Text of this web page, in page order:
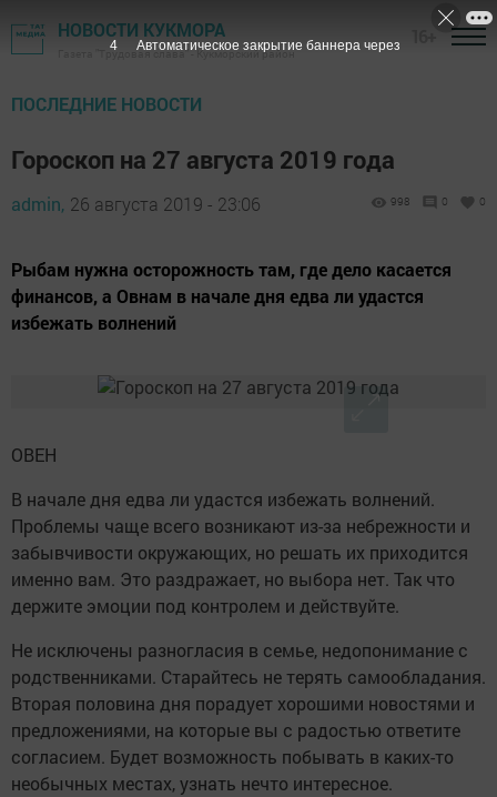
НОВОСТИ КУКМОРА
Газета "Трудовая слава" - Кукморский район
ПОСЛЕДНИЕ НОВОСТИ
Гороскоп на 27 августа 2019 года
admin, 26 августа 2019 - 23:06 998 0 0
Рыбам нужна осторожность там, где дело касается
финансов, а Овнам в начале дня едва ли удастся
избежать волнений
ОВЕН
В начале дня едва ли удастся избежать волнений.
Проблемы чаще всего возникают из-за небрежности и
забывчивости окружающих, но решать их приходится
именно вам. Это раздражает, но выбора нет. Так что
держите эмоции под контролем и действуйте.
Не исключены разногласия в семье, недопонимание с
родственниками. Старайтесь не терять самообладания.
Вторая половина дня порадует хорошими новостями и
предложениями, на которые вы с радостью ответите
согласием. Будет возможность побывать в каких-то
необычных местах, узнать нечто интересное.
3 Автоматическое закрытие баннера через